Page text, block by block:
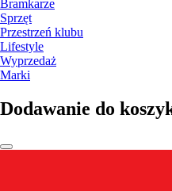
Bramkarze
Sprzęt
Przestrzeń klubu
Lifestyle
Wyprzedaż
Marki
Dodawanie do